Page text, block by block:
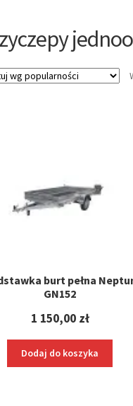
burt pełna
GN152
1 150,00 zł
Dodaj do koszyka